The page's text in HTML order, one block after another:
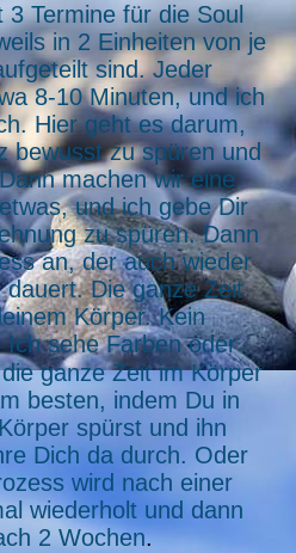
3 Termine für die Soul
in 2 Einheiten von je
sind. Jeder
8-10 Minuten, und ich
Hier geht es darum,
bewusst zu spüren und
machen wir eine
und ich gebe Dir
zu spüren. Dann
an, der auch wieder
Die ganze Zeit
Körper. Kein
sehe Farben oder
ganze Zeit im Körper
besten, indem Du in
spürst und ihn
Dich da durch. Oder
wird nach einer
wiederholt und dann
2 Wochen.